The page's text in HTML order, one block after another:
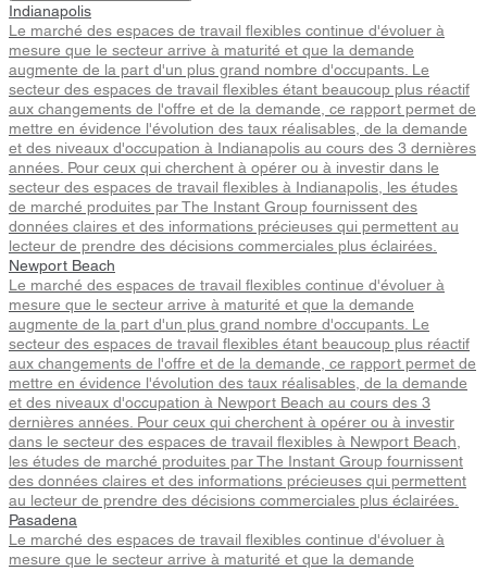
Indianapolis
Le marché des espaces de travail flexibles continue d'évoluer à
mesure que le secteur arrive à maturité et que la demande
augmente de la part d'un plus grand nombre d'occupants. Le
secteur des espaces de travail flexibles étant beaucoup plus réactif
aux changements de l'offre et de la demande, ce rapport permet de
mettre en évidence l'évolution des taux réalisables, de la demande
et des niveaux d'occupation à Indianapolis au cours des 3 dernières
années. Pour ceux qui cherchent à opérer ou à investir dans le
secteur des espaces de travail flexibles à Indianapolis, les études
de marché produites par The Instant Group fournissent des
données claires et des informations précieuses qui permettent au
lecteur de prendre des décisions commerciales plus éclairées.
Newport Beach
Le marché des espaces de travail flexibles continue d'évoluer à
mesure que le secteur arrive à maturité et que la demande
augmente de la part d'un plus grand nombre d'occupants. Le
secteur des espaces de travail flexibles étant beaucoup plus réactif
aux changements de l'offre et de la demande, ce rapport permet de
mettre en évidence l'évolution des taux réalisables, de la demande
et des niveaux d'occupation à Newport Beach au cours des 3
dernières années. Pour ceux qui cherchent à opérer ou à investir
dans le secteur des espaces de travail flexibles à Newport Beach,
les études de marché produites par The Instant Group fournissent
des données claires et des informations précieuses qui permettent
au lecteur de prendre des décisions commerciales plus éclairées.
Pasadena
Le marché des espaces de travail flexibles continue d'évoluer à
mesure que le secteur arrive à maturité et que la demande